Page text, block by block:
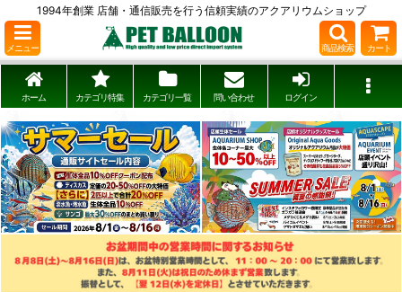
1994年創業 店舗・通信販売を行う信頼実績のアクアリウムショップ
メニュー 商品検索 カート
ホーム カテゴリ特集 カテゴリ一覧 問い合わせ ログイン